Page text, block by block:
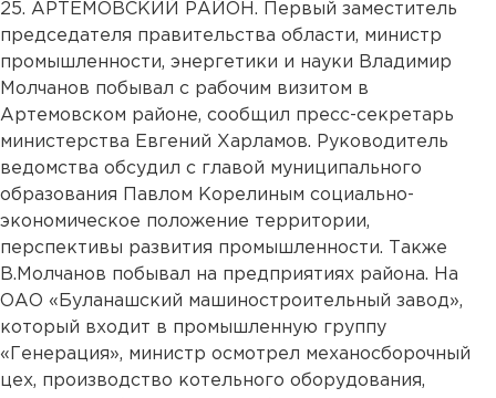
25. АРТЕМОВСКИЙ РАЙОН. Первый заместитель
председателя правительства области, министр
промышленности, энергетики и науки Владимир
Молчанов побывал с рабочим визитом в
Артемовском районе, сообщил пресс-секретарь
министерства Евгений Харламов. Руководитель
ведомства обсудил с главой муниципального
образования Павлом Корелиным социально-
экономическое положение территории,
перспективы развития промышленности. Также
В.Молчанов побывал на предприятиях района. На
ОАО «Буланашский машиностроительный завод»,
который входит в промышленную группу
«Генерация», министр осмотрел механосборочный
цех, производство котельного оборудования,